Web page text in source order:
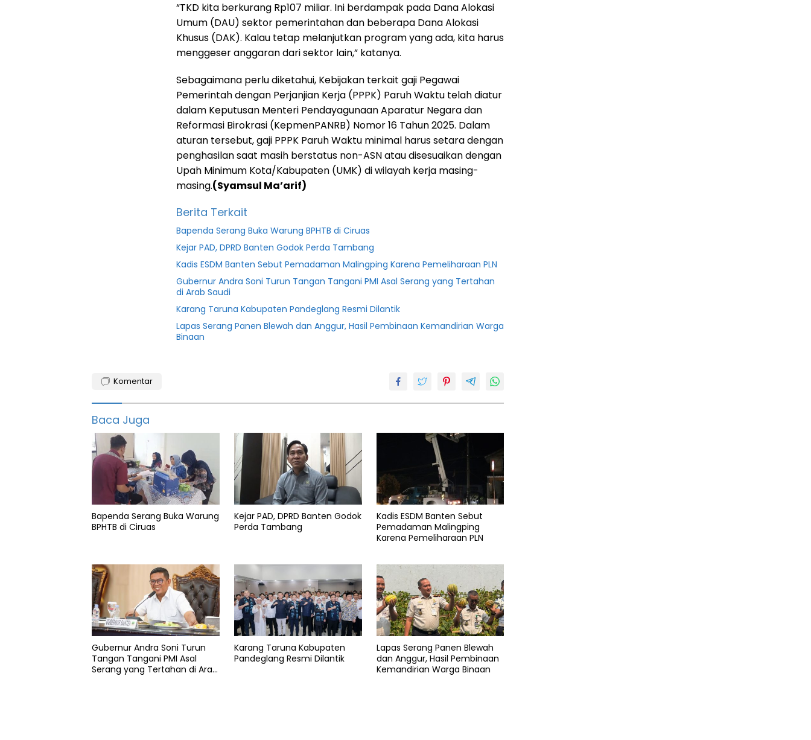
“TKD kita berkurang Rp107 miliar. Ini berdampak pada Dana Alokasi
Umum (DAU) sektor pemerintahan dan beberapa Dana Alokasi
Khusus (DAK). Kalau tetap melanjutkan program yang ada, kita harus
menggeser anggaran dari sektor lain,” katanya.
Sebagaimana perlu diketahui, Kebijakan terkait gaji Pegawai
Pemerintah dengan Perjanjian Kerja (PPPK) Paruh Waktu telah diatur
dalam Keputusan Menteri Pendayagunaan Aparatur Negara dan
Reformasi Birokrasi (KepmenPANRB) Nomor 16 Tahun 2025. Dalam
aturan tersebut, gaji PPPK Paruh Waktu minimal harus setara dengan
penghasilan saat masih berstatus non-ASN atau disesuaikan dengan
Upah Minimum Kota/Kabupaten (UMK) di wilayah kerja masing-
masing.(Syamsul Ma’arif)
Berita Terkait
Bapenda Serang Buka Warung BPHTB di Ciruas
Kejar PAD, DPRD Banten Godok Perda Tambang
Kadis ESDM Banten Sebut Pemadaman Malingping Karena Pemeliharaan PLN
Gubernur Andra Soni Turun Tangan Tangani PMI Asal Serang yang Tertahan
di Arab Saudi
Karang Taruna Kabupaten Pandeglang Resmi Dilantik
Lapas Serang Panen Blewah dan Anggur, Hasil Pembinaan Kemandirian Warga
Binaan
RB
Pandeglang
Pemkab
PPPK
Komentar
Baca Juga
Bapenda Serang Buka Warung
BPHTB di Ciruas
Kejar PAD, DPRD Banten Godok
Perda Tambang
Kadis ESDM Banten Sebut
Pemadaman Malingping
Karena Pemeliharaan PLN
Gubernur Andra Soni Turun
Tangan Tangani PMI Asal
Serang yang Tertahan di Arab
Karang Taruna Kabupaten
Pandeglang Resmi Dilantik
Lapas Serang Panen Blewah
dan Anggur, Hasil Pembinaan
Kemandirian Warga Binaan